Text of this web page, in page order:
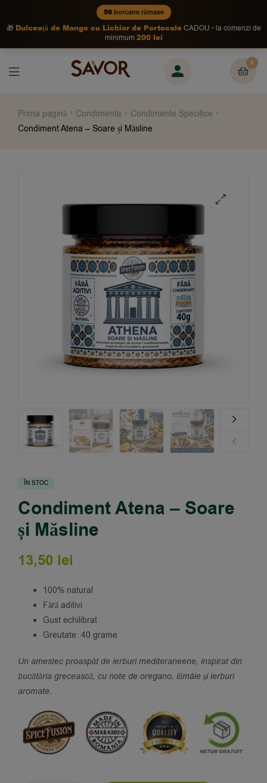
56borcane rămase
🎁 Dulceață de Mango cu Lichior de PortocaleCADOU
la comenzi de
minimum200 lei
0
Prima pagină Condimente
Condimente Specifice
Condiment Atena – Soare și Măsline
ÎN STOC
Condiment Atena – Soare
și Măsline
13,50 lei
100% natural
Fără aditivi
Gust echilibrat
Greutate: 40 grame
Un amestec proaspăt de ierburi mediteraneene, inspirat din
bucătăria grecească, cu note de oregano, lămâie și ierburi
aromate.